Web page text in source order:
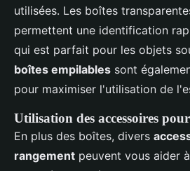
utilisées. Les boîtes
permettent une identification
qui est parfait pour les objets
boîtes empilables sont
pour maximiser l'utilisation de
Utilisation des accessoires
En plus des boîtes, divers
rangement peuvent vous aider